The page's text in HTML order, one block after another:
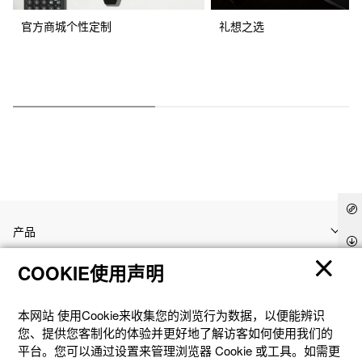
官方商城个性定制 礼想之选
产品
客户支持
资讯
COOKIE使用声明
本网站 使⽤Cookie来收集您的浏览⾏为数据，以便能辨识
您、提供您客制化的体验并更好地了解访客如何使⽤我们的
平台。您可以通过设置来管理浏览器 Cookie 或⼯具。如需更